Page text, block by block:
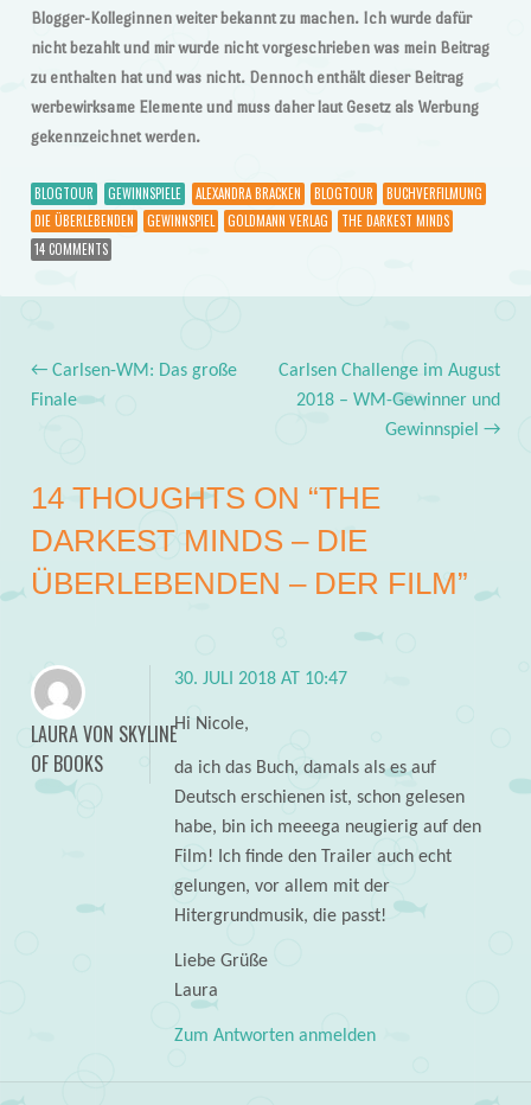
Blogger-Kolleginnen weiter bekannt zu machen. Ich wurde dafür
nicht bezahlt und mir wurde nicht vorgeschrieben was mein Beitrag
zu enthalten hat und was nicht. Dennoch enthält dieser Beitrag
werbewirksame Elemente und muss daher laut Gesetz als Werbung
gekennzeichnet werden.
BLOGTOUR GEWINNSPIELE ALEXANDRA BRACKEN BLOGTOUR
BUCHVERFILMUNG
DIE ÜBERLEBENDEN
GEWINNSPIEL GOLDMANN VERLAG
THE DARKEST MINDS
14 COMMENTS
Post navigation
←Carlsen-WM: Das große
Finale
Carlsen Challenge im August
2018 – WM-Gewinner und
Gewinnspiel→
14 THOUGHTS ON “THE
DARKEST MINDS – DIE
ÜBERLEBENDEN – DER FILM”
LAURA VON SKYLINE
OF BOOKS
30. JULI 2018 AT 10:47
Hi Nicole,
da ich das Buch, damals als es auf
Deutsch erschienen ist, schon gelesen
habe, bin ich meeega neugierig auf den
Film! Ich finde den Trailer auch echt
gelungen, vor allem mit der
Hitergrundmusik, die passt!
Liebe Grüße
Laura
Zum Antworten anmelden